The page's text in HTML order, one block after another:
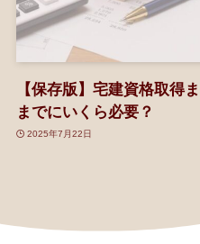
【保存版】宅建資格取得
までにいくら必要？
2025年7月22日